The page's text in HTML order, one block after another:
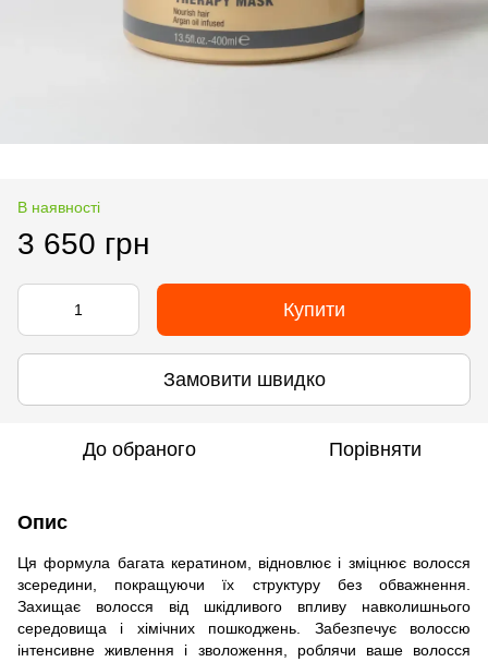
В наявності
3 650 грн
Купити
Замовити швидко
До обраного Порівняти
Опис
Ця формула багата кератином, відновлює і зміцнює волосся
зсередини, покращуючи їх структуру без обважнення.
Захищає волосся від шкідливого впливу навколишнього
середовища і хімічних пошкоджень. Забезпечує волоссю
інтенсивне живлення і зволоження, роблячи ваше волосся